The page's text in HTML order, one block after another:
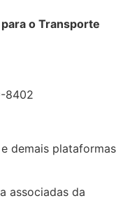
o Transporte
8402
demais plataformas
associadas da